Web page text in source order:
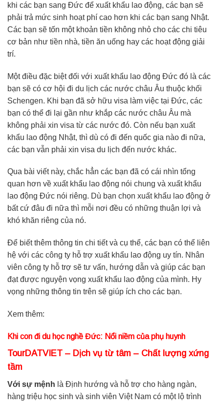
khi các bạn sang Đức để xuất khẩu lao động, các bạn sẽ
phải trả mức sinh hoạt phí cao hơn khi các bạn sang Nhật.
Các bạn sẽ tốn một khoản tiền không nhỏ cho các chi tiêu
cơ bản như tiền nhà, tiền ăn uống hay các hoạt động giải
trí.
Một điều đặc biệt đối với xuất khẩu lao động Đức đó là các
bạn sẽ có cơ hội đi du lịch các nước châu Âu thuộc khối
Schengen. Khi bạn đã sở hữu visa làm việc tại Đức, các
bạn có thể đi lại gần như khắp các nước châu Âu mà
không phải xin visa từ các nước đó. Còn nếu bạn xuất
khẩu lao động Nhật, thì dù có đi đến quốc gia nào đi nữa,
các bạn vẫn phải xin visa du lịch đến nước khác.
Qua bài viết này, chắc hẳn các bạn đã có cái nhìn tổng
quan hơn về xuất khẩu lao động nói chung và xuất khẩu
lao động Đức nói riêng. Dù bạn chọn xuất khẩu lao động ở
bất cứ đâu đi nữa thì mỗi nơi đều có những thuận lợi và
khó khăn riêng của nó.
Để biết thêm thông tin chi tiết và cụ thể, các bạn có thể liên
hệ với các công ty hỗ trợ xuất khẩu lao động uy tín. Nhân
viên công ty hỗ trợ sẽ tư vấn, hướng dẫn và giúp các bạn
đạt được nguyện vọng xuất khẩu lao động của mình. Hy
vọng những thông tin trên sẽ giúp ích cho các bạn.
Xem thêm:
Khi con đi du học nghề Đức: Nổi niềm của phụ huynh
TourDATVIET – Dịch vụ từ tâm – Chất lượng xứng
tầm
Với sự mệnh là Định hướng và hỗ trợ cho hàng ngàn,
hàng triệu học sinh và sinh viên Việt Nam có một lộ trình